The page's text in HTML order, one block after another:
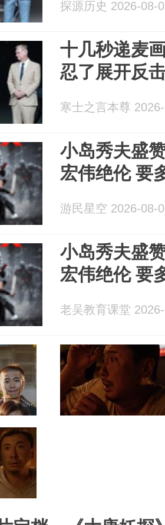
探源历史 2026-08-
十几秒递麦
忍了展开反
寒士之言本尊
小岛秀夫盛
宏伟绝伦 要
游民星空 2026-08-
小岛秀夫盛
宏伟绝伦 要
老吴教育课堂